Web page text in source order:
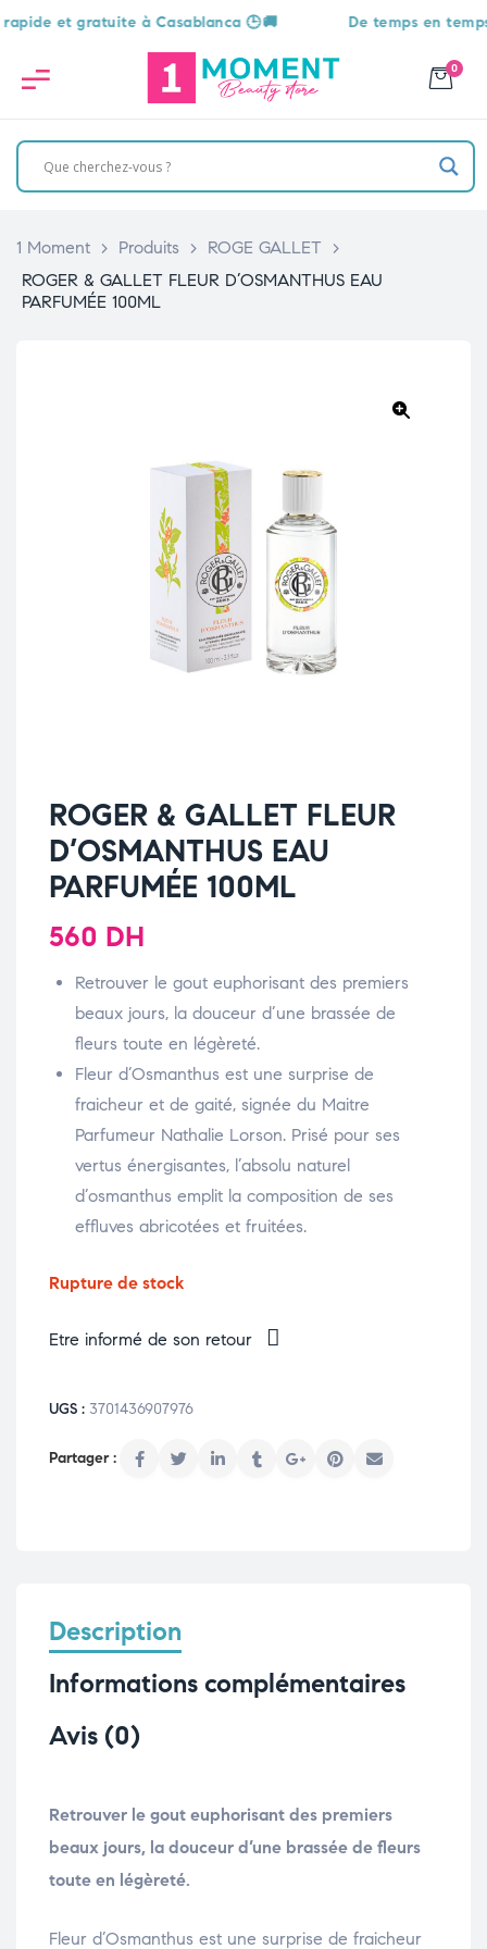
et gratuite à Casablanca 🕒🚚 De temps en temps,
0
1 Moment > Produits > ROGE GALLET
>
ROGER & GALLET FLEUR D’OSMANTHUS EAU
PARFUMÉE 100ML
ROGER & GALLET FLEUR
D’OSMANTHUS EAU
PARFUMÉE 100ML
560 DH
Retrouver le gout euphorisant des premiers
beaux jours, la douceur d’une brassée de
fleurs toute en légèreté.
Fleur d’Osmanthus est une surprise de
fraicheur et de gaité, signée du Maitre
Parfumeur Nathalie Lorson. Prisé pour ses
vertus énergisantes, l’absolu naturel
d’osmanthus emplit la composition de ses
effluves abricotées et fruitées.
Rupture de stock
Etre informé de son retour
UGS : 3701436907976
Description
Informations complémentaires
Avis (0)
Retrouver le gout euphorisant des premiers
beaux jours, la douceur d’une brassée de fleurs
toute en légèreté.
Fleur d’Osmanthus est une surprise de fraicheur